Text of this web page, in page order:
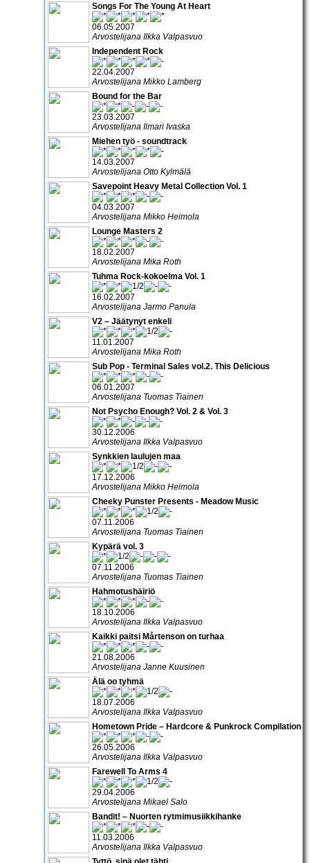
Songs For The Young At Heart
06.05.2007
Arvostelijana Ilkka Valpasvuo
Independent Rock
22.04.2007
Arvostelijana Mikko Lamberg
Bound for the Bar
23.03.2007
Arvostelijana Ilmari Ivaska
Miehen työ - soundtrack
14.03.2007
Arvostelijana Otto Kylmälä
Savepoint Heavy Metal Collection Vol. 1
04.03.2007
Arvostelijana Mikko Heimola
Lounge Masters 2
18.02.2007
Arvostelijana Mika Roth
Tuhma Rock-kokoelma Vol. 1
16.02.2007
Arvostelijana Jarmo Panula
V2 – Jäätynyt enkeli
11.01.2007
Arvostelijana Mika Roth
Sub Pop - Terminal Sales vol.2. This Delicious
06.01.2007
Arvostelijana Tuomas Tiainen
Not Psycho Enough? Vol. 2 & Vol. 3
30.12.2006
Arvostelijana Ilkka Valpasvuo
Synkkien laulujen maa
17.12.2006
Arvostelijana Mikko Heimola
Cheeky Punster Presents - Meadow Music
07.11.2006
Arvostelijana Tuomas Tiainen
Kypärä vol. 3
07.11.2006
Arvostelijana Tuomas Tiainen
Hahmotushäiriö
18.10.2006
Arvostelijana Ilkka Valpasvuo
Kaikki paitsi Mårtenson on turhaa
21.08.2006
Arvostelijana Janne Kuusinen
Älä oo tyhmä
18.07.2006
Arvostelijana Ilkka Valpasvuo
Hometown Pride – Hardcore & Punkrock Compilation
26.05.2006
Arvostelijana Ilkka Valpasvuo
Farewell To Arms 4
29.04.2006
Arvostelijana Mikael Salo
Bandit! – Nuorten rytmimusiikkihanke
11.03.2006
Arvostelijana Ilkka Valpasvuo